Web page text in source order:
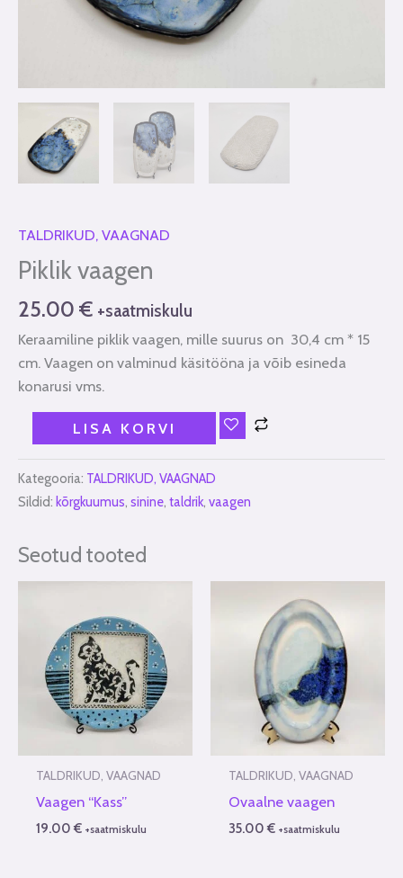
TALDRIKUD, VAAGNAD
Piklik vaagen
25.00 € +saatmiskulu
Keraamiline piklik vaagen, mille suurus on 30,4 cm * 15
cm. Vaagen on valminud käsitööna ja võib esineda
konarusi vms.
LISA KORVI
Kategooria: TALDRIKUD, VAAGNAD
Sildid: kõrgkuumus, sinine, taldrik, vaagen
Seotud tooted
TALDRIKUD, VAAGNAD
Vaagen “Kass”
19.00€ +saatmiskulu
TALDRIKUD, VAAGNAD
Ovaalne vaagen
35.00€ +saatmiskulu